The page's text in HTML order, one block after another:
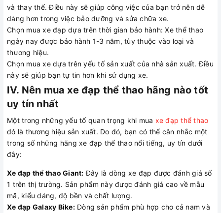
và thay thế. Điều này sẽ giúp công việc của bạn trở nên dễ
dàng hơn trong việc bảo dưỡng và sửa chữa xe.
Chọn mua xe đạp dựa trên thời gian bảo hành: Xe thể thao
ngày nay được bảo hành 1-3 năm, tùy thuộc vào loại và
thương hiệu.
Chọn mua xe dựa trên yếu tố sản xuất của nhà sản xuất. Điều
này sẽ giúp bạn tự tin hơn khi sử dụng xe.
IV. Nên mua xe đạp thể thao hãng nào tốt
uy tín nhất
Một trong những yếu tố quan trọng khi mua xe đạp thể thao
đó là thương hiệu sản xuất. Do đó, bạn có thể cân nhắc một
trong số những hãng xe đạp thể thao nổi tiếng, uy tín dưới
đây:
Xe đạp thể thao Giant: Đây là dòng xe đạp được đánh giá số
1 trên thị trường. Sản phẩm này được đánh giá cao về mẫu
mã, kiểu dáng, độ bền và chất lượng.
Xe đạp Galaxy Bike:Dòng sản phẩm phù hợp cho cả nam và